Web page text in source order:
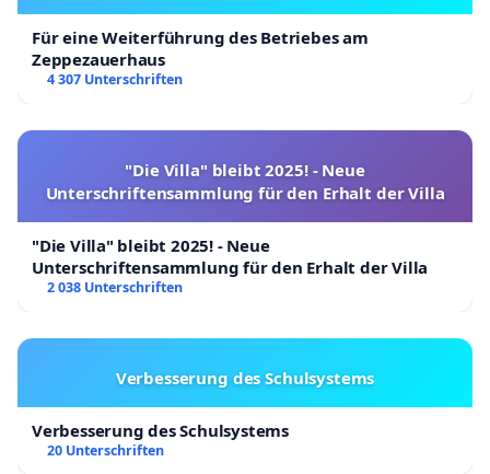
Für eine Weiterführung des Betriebes am
Zeppezauerhaus
4 307 Unterschriften
"Die Villa" bleibt 2025! - Neue
Unterschriftensammlung für den Erhalt der Villa
"Die Villa" bleibt 2025! - Neue
Unterschriftensammlung für den Erhalt der Villa
2 038 Unterschriften
Verbesserung des Schulsystems
Verbesserung des Schulsystems
20 Unterschriften